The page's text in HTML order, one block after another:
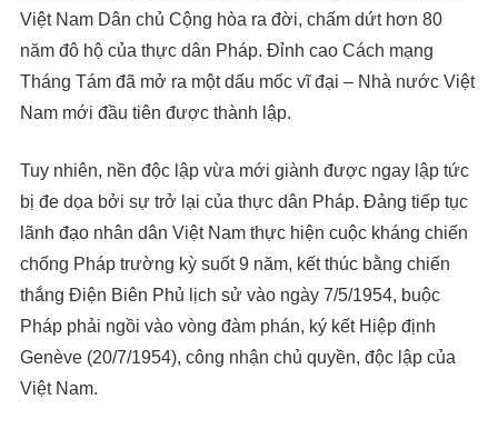
Việt Nam Dân chủ Cộng hòa ra đời, chấm dứt hơn 80
năm đô hộ của thực dân Pháp. Đỉnh cao Cách mạng
Tháng Tám đã mở ra một dấu mốc vĩ đại – Nhà nước Việt
Nam mới đầu tiên được thành lập.
Tuy nhiên, nền độc lập vừa mới giành được ngay lập tức
bị đe dọa bởi sự trở lại của thực dân Pháp. Đảng tiếp tục
lãnh đạo nhân dân Việt Nam thực hiện cuộc kháng chiến
chống Pháp trường kỳ suốt 9 năm, kết thúc bằng chiến
thắng Điện Biên Phủ lịch sử vào ngày 7/5/1954, buộc
Pháp phải ngồi vào vòng đàm phán, ký kết Hiệp định
Genève (20/7/1954), công nhận chủ quyền, độc lập của
Việt Nam.